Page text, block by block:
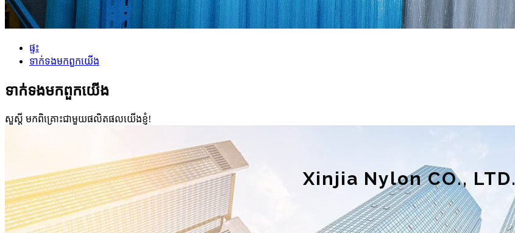
ផ្ទះ
ទាក់ទង​មក​ពួក​យើង
ទាក់ទង​មក​ពួក​យើង
សួស្តី មកពិគ្រោះជាមួយផលិតផលយើងខ្ញុំ!
Xinjia Nylon CO., LTD.